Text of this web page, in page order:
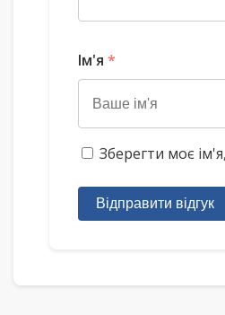
Ім'я *
Зберегти моє
Відправити відгук